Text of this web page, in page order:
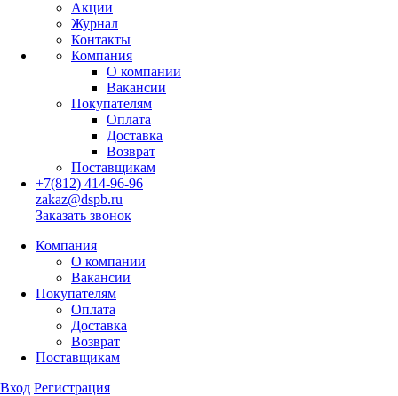
Акции
Журнал
Контакты
Компания
О компании
Вакансии
Покупателям
Оплата
Доставка
Возврат
Поставщикам
+7(812) 414-96-96
zakaz@dspb.ru
Заказать звонок
Компания
О компании
Вакансии
Покупателям
Оплата
Доставка
Возврат
Поставщикам
Вход Регистрация